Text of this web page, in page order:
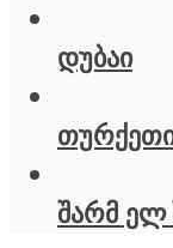
დუბაი
შარმ ელ